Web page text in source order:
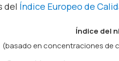
del Índice Europeo de
Índice del
(basado en concentraciones de